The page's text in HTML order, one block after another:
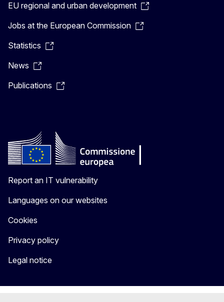
EU regional and urban development
Jobs at the European Commission
Statistics
News
Publications
Report an IT vulnerability
Languages on our websites
Cookies
Privacy policy
Legal notice